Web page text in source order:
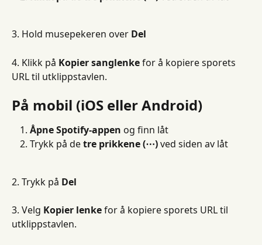
3. Hold musepekeren over Del
4. Klikk på Kopier sanglenke for å kopiere sporets
URL til utklippstavlen.
På mobil (iOS eller Android)
Åpne Spotify-appen og finn låt
Trykk på de tre prikkene (⋯) ved siden av låt
2. Trykk på Del
3. Velg Kopier lenke for å kopiere sporets URL til
utklippstavlen.